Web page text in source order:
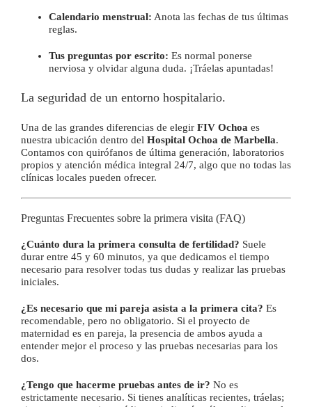
Calendario menstrual: Anota las fechas de tus últimas
reglas.
Tus preguntas por escrito: Es normal ponerse
nerviosa y olvidar alguna duda. ¡Tráelas apuntadas!
La seguridad de un entorno hospitalario.
Una de las grandes diferencias de elegir FIV Ochoa es
nuestra ubicación dentro del Hospital Ochoa de Marbella.
Contamos con quirófanos de última generación, laboratorios
propios y atención médica integral 24/7, algo que no todas las
clínicas locales pueden ofrecer.
Preguntas Frecuentes sobre la primera visita (FAQ)
¿Cuánto dura la primera consulta de fertilidad? Suele
durar entre 45 y 60 minutos, ya que dedicamos el tiempo
necesario para resolver todas tus dudas y realizar las pruebas
iniciales.
¿Es necesario que mi pareja asista a la primera cita? Es
recomendable, pero no obligatorio. Si el proyecto de
maternidad es en pareja, la presencia de ambos ayuda a
entender mejor el proceso y las pruebas necesarias para los
dos.
¿Tengo que hacerme pruebas antes de ir? No es
estrictamente necesario. Si tienes analíticas recientes, tráelas;